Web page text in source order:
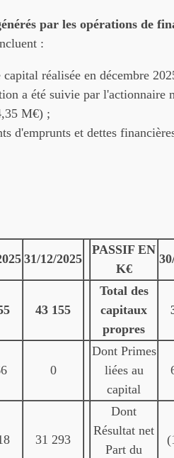
par les opérations de
:
capital réalisée en décembre
a été suivie par l'actionnaire
M€) ;
d'emprunts et dettes
31/12/2025
PASSIF EN
K€
43 155
Total des
capitaux
propres
0
Dont Primes
liées au
capital
31 293
Dont
Résultat net
Part du